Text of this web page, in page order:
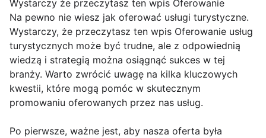
Wystarczy że przeczytasz ten wpis Oferowanie
Na pewno nie wiesz jak oferować usługi turystyczne.
Wystarczy, że przeczytasz ten wpis Oferowanie usług
turystycznych może być trudne, ale z odpowiednią
wiedzą i strategią można osiągnąć sukces w tej
branży. Warto zwrócić uwagę na kilka kluczowych
kwestii, które mogą pomóc w skutecznym
promowaniu oferowanych przez nas usług.
Po pierwsze, ważne jest, aby nasza oferta była